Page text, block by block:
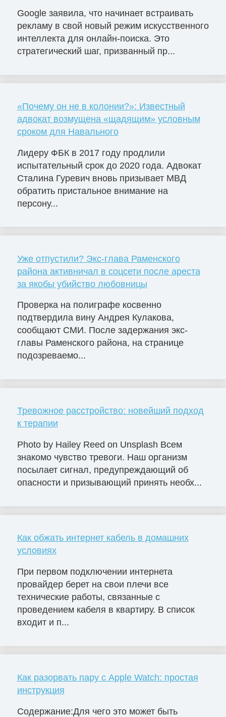
Google заявила, что начинает встраивать
рекламу в свой новый режим искусственного
интеллекта для онлайн-поиска. Это
стратегический шаг, призванный пр...
«Почему он не в колонии?»: Известный
адвокат возмущена «щадящим» условным
сроком для Навального
Лидеру ФБК в 2017 году продлили
испытательный срок до 2020 года. Адвокат
Сталина Гуревич вновь призывает МВД
обратить пристальное внимание на
персону...
Уже отпустили? Экс-глава Раменского
района активничал в соцсети после ареста
за якобы убийство любовницы
Проверка на полиграфе косвенно
подтвердила вину Андрея Кулакова,
сообщают СМИ. После задержания экс-
главы Раменского района, на странице
подозреваемо...
Тревожное расстройство: новейший подход
к терапии
Photo by Hailey Reed on Unsplash Всем
знакомо чувство тревоги. Наш организм
посылает сигнал, предупреждающий об
опасности и призывающий принять необх...
Как обжать интернет кабель в домашних
условиях
При первом подключении интернета
провайдер берет на свои плечи все
технические работы, связанные с
проведением кабеля в квартиру. В список
входит и п...
Как разорвать пару с Apple Watch: простая
инструкция
Содержание:Для чего это может быть